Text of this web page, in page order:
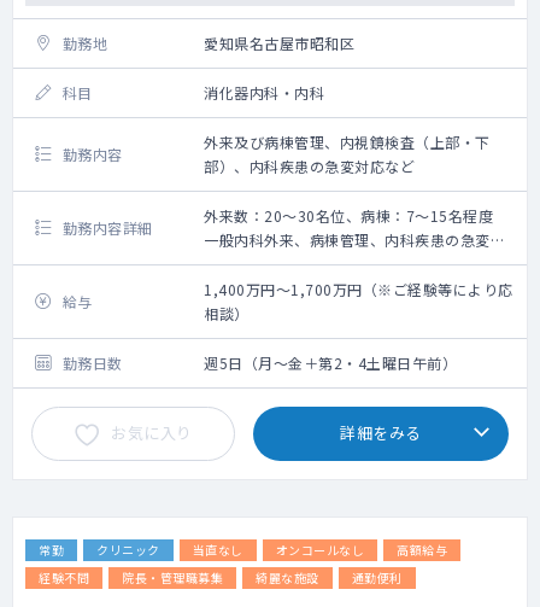
胃カメラ：（月）（木）
大腸カメラ：（月）
腹部エコー：（月）（木）
CT検査：随時
となります。
勤務地 愛知県名古屋市昭和区
科目 消化器内科・内科
勤務内容
外来及び病棟管理、内視鏡検査（上部・下
部）、内科疾患の急変対応など
勤務内容詳細
外来数：20～30名位、病棟：7～15名程度
一般内科外来、病棟管理、内科疾患の急変対
応をお願いします。
勤務のイメージは、消化器内科特化の勤務で
はなく、内科全体で、総合診療科的に急性期
疾患を診て頂く形です。
外来数：20～30名程度で1～3コマ程度
病棟管理：7～15名程度
内視鏡件数：応相談
＜内視鏡検査実績＞
胃カメラ（経口）：264件
（EMR）70件）
胃瘻造設：18件
給与
1,400万円～1,700万円（※ご経験等により応
相談）
勤務日数 週5日（月～金＋第2・4土曜日午前）
お気に入り 詳細をみる
常勤 クリニック 当直なし オンコールなし
高額給与
経験不問
院長・管理職募集 綺麗な施設 通勤便利